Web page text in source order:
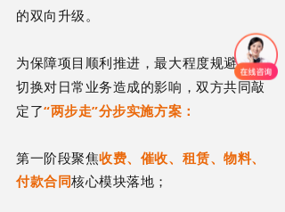
的双向升级。
为保障项目顺利推进，最大程度规避系统
切换对日常业务造成的影响，双方共同敲
定了“两步走”分步实施方案：
第一阶段聚焦收费、催收、租赁、物料、
付款合同核心模块落地；